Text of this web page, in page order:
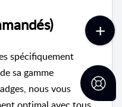
spécifiquement
sa gamme
nous vous